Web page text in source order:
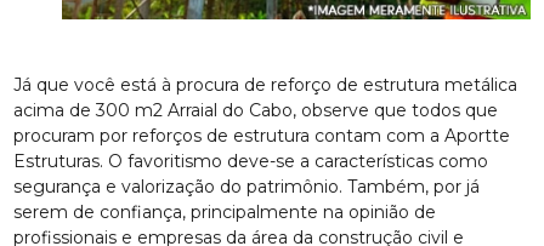
Já que você está à procura de reforço de estrutura metálica
acima de 300 m2 Arraial do Cabo, observe que todos que
procuram por reforços de estrutura contam com a Aportte
Estruturas. O favoritismo deve-se a características como
segurança e valorização do patrimônio. Também, por já
serem de confiança, principalmente na opinião de
profissionais e empresas da área da construção civil e